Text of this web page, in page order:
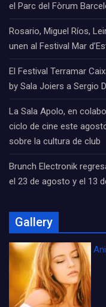
el Parc del Fòrum
Rosario, Miguel Ríos,
unen al Festival Mar
El Festival Terramar
by Sala Joiers a Sergio
La Sala Apolo, en
ciclo de cine este
sobre la cultura de club
Brunch Electronik
el 23 de agosto y el 13
Gallery